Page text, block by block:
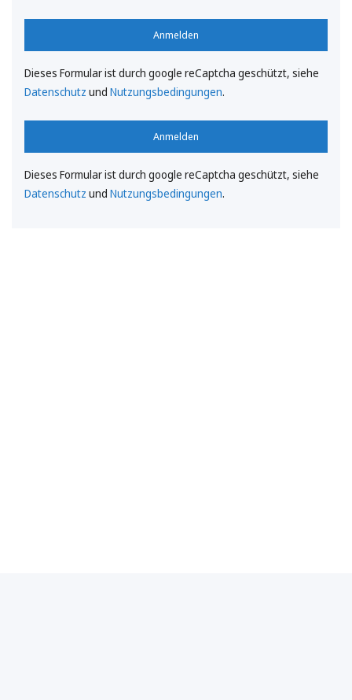
Anmelden
Dieses Formular ist durch google reCaptcha geschützt, siehe
Datenschutz und Nutzungsbedingungen.
Anmelden
Dieses Formular ist durch google reCaptcha geschützt, siehe
Datenschutz und Nutzungsbedingungen.